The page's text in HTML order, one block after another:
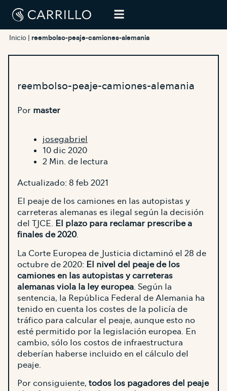
Inicio reembolso-peaje-camiones-alemania
reembolso-peaje-camiones-alemania
Por master
josegabriel
10 dic 2020
2 Min. de lectura
Actualizado: 8 feb 2021
El peaje de los camiones en las autopistas y
carreteras alemanas es ilegal según la decisión
del TJCE. El plazo para reclamar prescribe a
finales de 2020.
La Corte Europea de Justicia dictaminó el 28 de
octubre de 2020: El nivel del peaje de los
camiones en las autopistas y carreteras
alemanas viola la ley europea. Según la
sentencia, la República Federal de Alemania ha
tenido en cuenta los costes de la policía de
tráfico para calcular el peaje, aunque esto no
esté permitido por la legislación europea. En
cambio, sólo los costos de infraestructura
deberían haberse incluido en el cálculo del
peaje.
Por consiguiente, todos los pagadores del peaje